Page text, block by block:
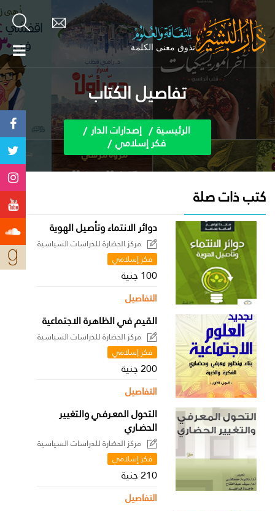
تفاصيل الكتاب
الرئيسية إصدارات الدار
فكر إسلامي
كتب ذات صلة
دوائر الانتماء وتأصيل الهوية
مركز الحضارة للدراسات السياسية
فكر إسلامي
100 جنية
التفاصيل
القيم في الظاهرة الاجتماعية
مركز الحضارة للدراسات السياسية
فكر إسلامي
200 جنية
التفاصيل
التحول المعـرفـي والتغيير
الحضـاري
مركز الحضارة للدراسات السياسية
فكر إسلامي
210 جنية
التفاصيل